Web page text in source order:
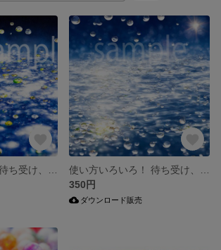
350円
ダウンロード販売